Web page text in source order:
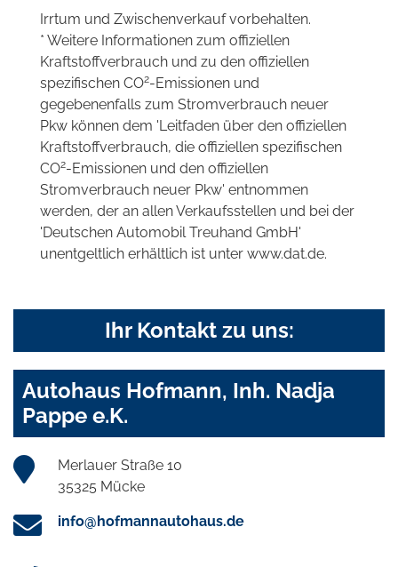
Irrtum und Zwischenverkauf vorbehalten.
* Weitere Informationen zum offiziellen
Kraftstoffverbrauch und zu den offiziellen
spezifischen CO2-Emissionen und
gegebenenfalls zum Stromverbrauch neuer
Pkw können dem 'Leitfaden über den offiziellen
Kraftstoffverbrauch, die offiziellen spezifischen
CO2-Emissionen und den offiziellen
Stromverbrauch neuer Pkw' entnommen
werden, der an allen Verkaufsstellen und bei der
'Deutschen Automobil Treuhand GmbH'
unentgeltlich erhältlich ist unter www.dat.de.
Ihr Kontakt zu uns:
Autohaus Hofmann, Inh. Nadja
Pappe e.K.
Merlauer Straße 10
35325 Mücke
info@hofmannautohaus.de